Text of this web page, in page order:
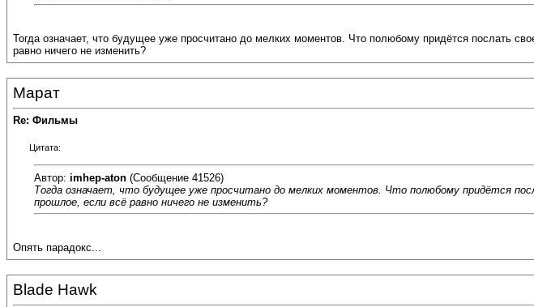
Тогда означает, что будущее уже просчитано до мелких моментов. Что полюбому придётся послать
равно ничего не изменить?
Марат
Re: Фильмы
Цитата:
Автор: imhep-aton (Сообщение 41526)
Тогда означает, что будущее уже просчитано до мелких моментов. Что полюбому придётся
прошлое, если всё равно ничего не изменить?
Опять парадокс...
Blade Hawk